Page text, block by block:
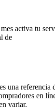
activa tu
de
una referencia
en
variar.